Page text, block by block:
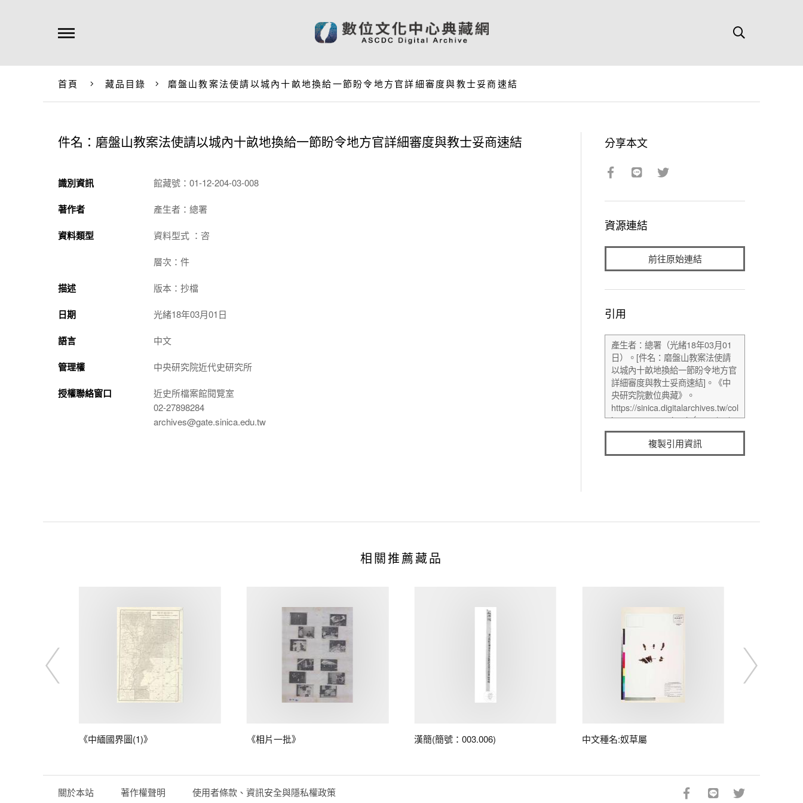
首頁 藏品目錄 磨盤山教案法使請以城內十畝地換給一節盼令地方官詳細審度與教士妥商速結
件名：磨盤山教案法使請以城內十畝地換給一節盼令地方官詳細審度與教士妥商速結
識別資訊 館藏號：01-12-204-03-008
著作者 產生者：總署
資料類型 資料型式 ：咨
層次：件
描述 版本：抄檔
日期 光緒18年03月01日
語言 中文
管理權 中央研究院近代史研究所
授權聯絡窗口
近史所檔案館閱覽室
02-27898284
archives@gate.sinica.edu.tw
分享本文
資源連結
前往原始連結
引用
複製引用資訊
相關推薦藏品
《中緬國界圖(1)》 《相片一批》 漢簡(簡號：003.006) 中文種名:奴草屬
關於本站 著作權聲明 使用者條款、資訊安全與隱私權政策